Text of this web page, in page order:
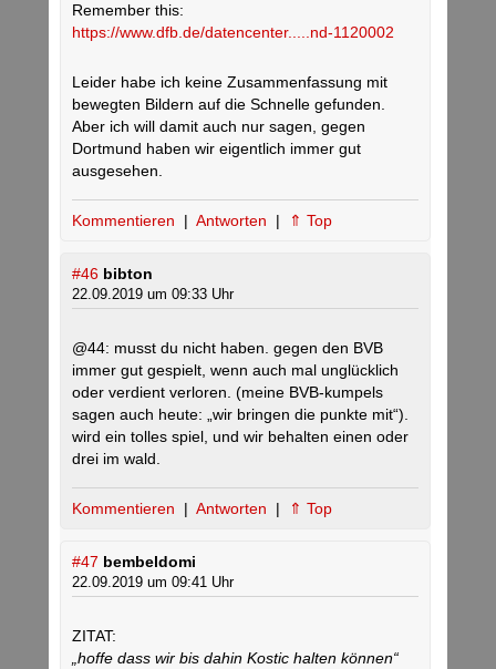
Remember this:
https://www.dfb.de/datencenter.....nd-1120002
Leider habe ich keine Zusammenfassung mit
bewegten Bildern auf die Schnelle gefunden.
Aber ich will damit auch nur sagen, gegen
Dortmund haben wir eigentlich immer gut
ausgesehen.
Kommentieren | Antworten | ⇑ Top
#46 bibton
22.09.2019 um 09:33 Uhr
@44: musst du nicht haben. gegen den BVB
immer gut gespielt, wenn auch mal unglücklich
oder verdient verloren. (meine BVB-kumpels
sagen auch heute: „wir bringen die punkte mit“).
wird ein tolles spiel, und wir behalten einen oder
drei im wald.
Kommentieren | Antworten | ⇑ Top
#47 bembeldomi
22.09.2019 um 09:41 Uhr
ZITAT:
„hoffe dass wir bis dahin Kostic halten können“